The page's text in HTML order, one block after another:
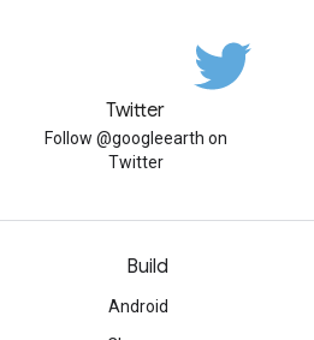
Twitter
Follow @googleearth on
Twitter
Build
Android